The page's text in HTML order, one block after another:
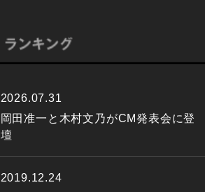
2026.07.31
岡田准一と木村文乃がCM発表会に登
壇
2019.12.24